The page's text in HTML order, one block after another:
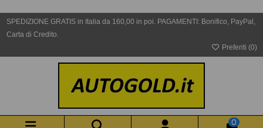
SPEDIZIONE GRATIS in Italia da 160,00 in poi. PAGAMENTI: Bonifico, PayPal,
Carta di Credito.
Preferiti (0)
0